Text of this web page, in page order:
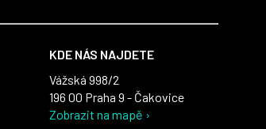
KDE NÁS NAJDETE
Vážská 998/2
196 00 Praha 9 - Čakovice
Zobrazit na mapě ›